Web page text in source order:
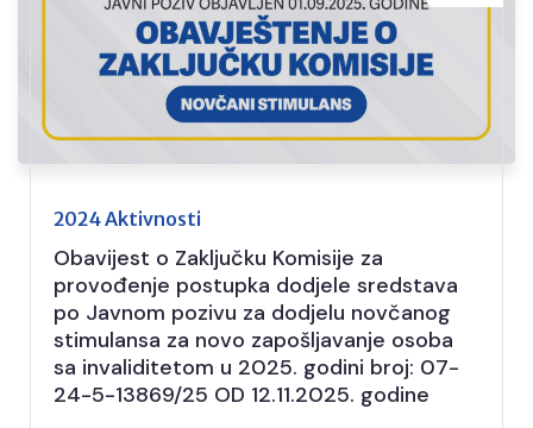
2024 Aktivnosti
Obavijest o Zaključku Komisije za
provođenje postupka dodjele sredstava
po Javnom pozivu za dodjelu novčanog
stimulansa za novo zapošljavanje osoba
sa invaliditetom u 2025. godini broj: 07-
24-5-13869/25 OD 12.11.2025. godine